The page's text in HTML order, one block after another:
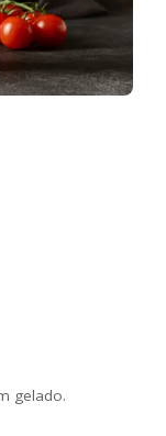
gelado.